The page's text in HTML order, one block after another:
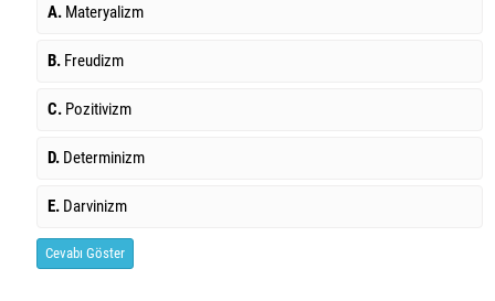
A. Materyalizm
B. Freudizm
C. Pozitivizm
D. Determinizm
E. Darvinizm
Cevabı Göster